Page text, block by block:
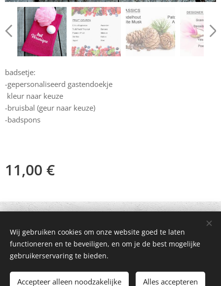
badsetje:
-gepersonaliseerd gastendoekje
kleur naar keuze
-bruisbal (geur naar keuze)
-badspons
11,00 €
Toevoegen aan de winkelwagen
Mogelijk gemaakt door
Webnode Cookies
Wij gebruiken cookies om onze website goed te laten
functioneren en te beveiligen, en om je de best mogelijke
gebruikerservaring te bieden.
Accepteer alleen noodzakelijke Alles accepteren